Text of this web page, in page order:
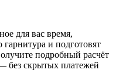
для вас время,
и подготовят
подробный расчёт
без скрытых платежей